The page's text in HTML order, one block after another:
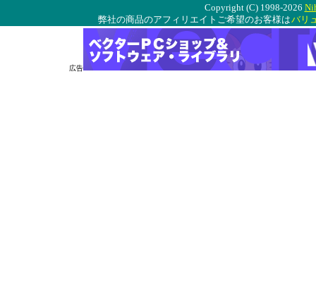
Copyright (C) 1998-2026
弊社の商品のアフィリエイトご希望のお客様はバリ
広告